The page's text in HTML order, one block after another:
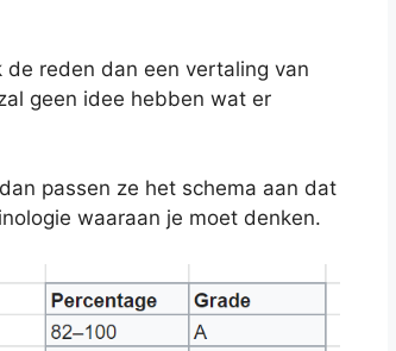
de reden dan een vertaling van
geen idee hebben wat er
passen ze het schema aan dat
waaraan je moet denken.